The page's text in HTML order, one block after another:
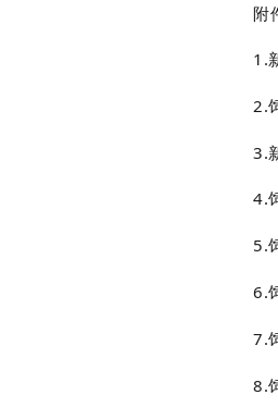
附
1 .
2.
3.
4.
5.
6.
7.
8.